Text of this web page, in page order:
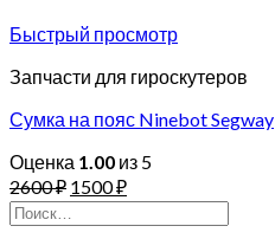
Быстрый просмотр
Запчасти для гироскутеров
Сумка на пояс Ninebot Segway
Оценка 1.00 из 5
2600₽ 1500₽
Искать: